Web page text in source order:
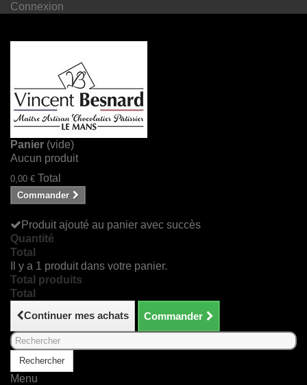
Connexion
Panier (vide)
Aucun produit
0,00 € Total
Commander
Produit ajouté au panier avec succès
Quantité
Total
Il y a 1 produit dans votre panier.
Total produits
Total
Continuer mes achats
Commander
Rechercher
Menu